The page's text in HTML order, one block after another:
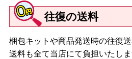
往復の送料
梱包キットや商品発送時の往復
送料も全て当店にて負担いたしま